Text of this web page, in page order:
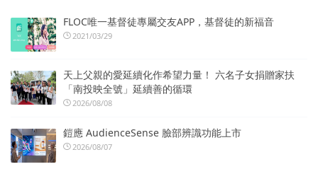
FLOC唯一基督徒專屬交友APP，基督徒的新福音
2021/03/29
天上父親的愛延續化作希望力量！ 六名子女捐贈家扶
「南投映全號」延續善的循環
2026/08/08
鎧應 AudienceSense 臉部辨識功能上市
2026/08/07